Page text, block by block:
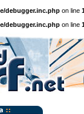
debugger.inc.php on line
debugger.inc.php on line